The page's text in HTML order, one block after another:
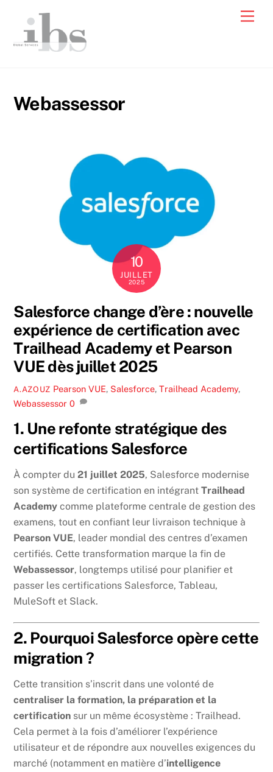
content
Webassessor
10
JUILLET
2025
Salesforce change d’ère : nouvelle
expérience de certification avec
Trailhead Academy et Pearson
VUE dès juillet 2025
A.AZOUZ Pearson VUE, Salesforce, Trailhead Academy,
Webassessor 0
1. Une refonte stratégique des
certifications Salesforce
À compter du21 juillet 2025, Salesforce modernise
son système de certification en intégrantTrailhead
Academy comme plateforme centrale de gestion des
examens, tout en confiant leur livraison technique à
Pearson VUE, leader mondial des centres d’examen
certifiés. Cette transformation marque la fin de
Webassessor, longtemps utilisé pour planifier et
passer les certifications Salesforce, Tableau,
MuleSoft et Slack.
2. Pourquoi Salesforce opère cette
migration ?
Cette transition s’inscrit dans une volonté de
centraliser la formation, la préparation et la
certification sur un même écosystème : Trailhead.
Cela permet à la fois d’améliorer l’expérience
utilisateur et de répondre aux nouvelles exigences du
marché (notamment en matière d’intelligence